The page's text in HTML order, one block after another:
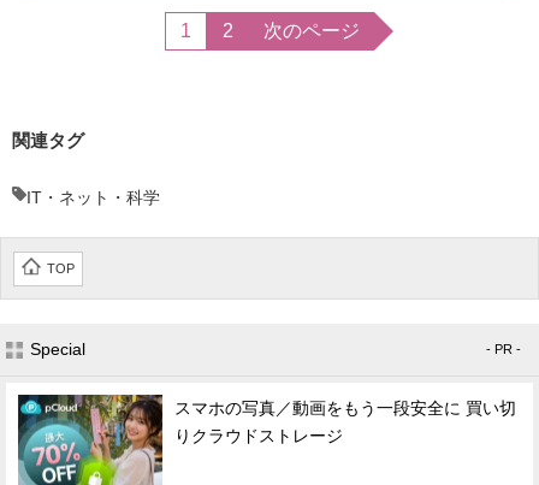
1 2 次のページ
関連タグ
IT・ネット・科学
TOP
Special - PR -
スマホの写真／動画をもう一段安全に 買い切
りクラウドストレージ